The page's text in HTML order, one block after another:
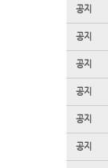
공지
공지
공지
공지
공지
공지